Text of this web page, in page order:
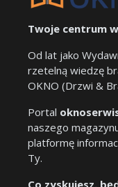
Twoje centrum
Od lat jako
rzetelną wiedzę
OKNO (Drzwi &
Portal
naszego
platformę
Ty.